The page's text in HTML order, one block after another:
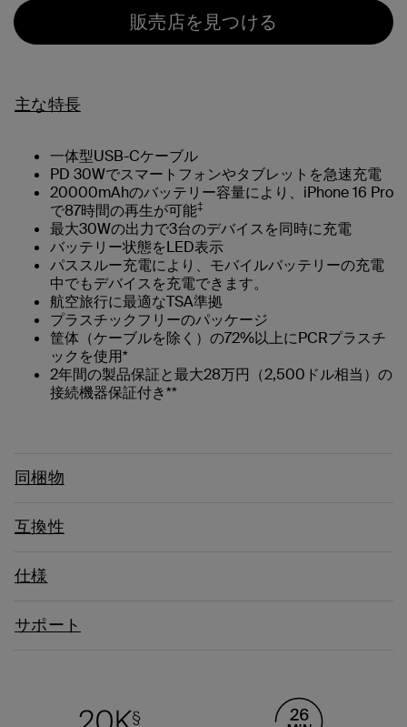
販売店を見つける
主な特長
一体型USB-Cケーブル
PD 30Wでスマートフォンやタブレットを急速充電
20000mAhのバッテリー容量により、iPhone 16 Pro
で87時間の再生が可能‡
最大30Wの出力で3台のデバイスを同時に充電
バッテリー状態をLED表示
パススルー充電により、モバイルバッテリーの充電
中でもデバイスを充電できます。
航空旅行に最適なTSA準拠
プラスチックフリーのパッケージ
筐体（ケーブルを除く）の72%以上にPCRプラスチ
ックを使用*
2年間の製品保証と最大28万円（2,500ドル相当）の
接続機器保証付き**
同梱物
互換性
仕様
サポート